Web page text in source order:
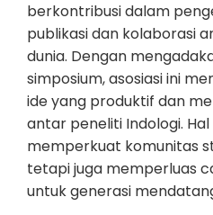
berkontribusi dalam
publikasi dan kolaborasi
dunia. Dengan
simposium, asosiasi ini
ide yang produktif dan
antar peneliti Indologi.
memperkuat komunitas
tetapi juga memperluas
untuk generasi